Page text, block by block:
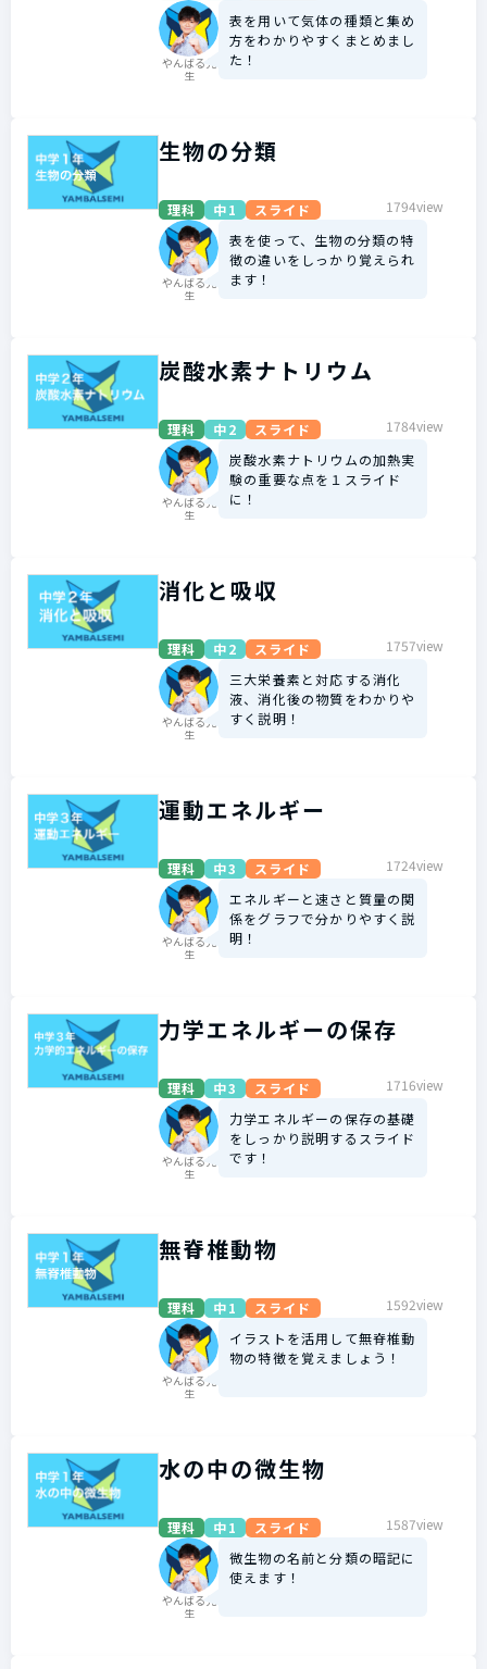
やんばる先
生
表を用いて気体の種類と集め
方をわかりやすくまとめまし
た！
生物の分類
理科 中1 スライド 1794view
やんばる先
生
表を使って、生物の分類の特
徴の違いをしっかり覚えられ
ます！
炭酸水素ナトリウム
理科 中2 スライド 1784view
やんばる先
生
炭酸水素ナトリウムの加熱実
験の重要な点を１スライド
に！
消化と吸収
理科 中2 スライド 1757view
やんばる先
生
三大栄養素と対応する消化
液、消化後の物質をわかりや
すく説明！
運動エネルギー
理科 中3 スライド 1724view
やんばる先
生
エネルギーと速さと質量の関
係をグラフで分かりやすく説
明！
力学エネルギーの保存
理科 中3 スライド 1716view
やんばる先
生
力学エネルギーの保存の基礎
をしっかり説明するスライド
です！
無脊椎動物
理科 中1 スライド 1592view
やんばる先
生
イラストを活用して無脊椎動
物の特徴を覚えましょう！
水の中の微生物
理科 中1 スライド 1587view
やんばる先
生
微生物の名前と分類の暗記に
使えます！